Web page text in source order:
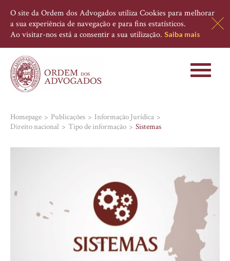
O site da Ordem dos Advogados utiliza Cookies para melhorar
a sua experiência de navegação e para fins estatísticos.
Ao visitar-nos está a consentir a sua utilização. Saiba mais
Toggle
Homepage Publicações
Informação Jurídica
Direito nacional
Tipo de informação Sistemas